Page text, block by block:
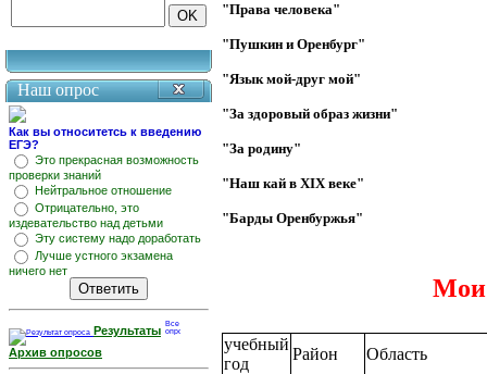
Наш опрос
Как вы относитетсь к введению
ЕГЭ?
Это прекрасная возможность
проверки знаний
Нейтральное отношение
Отрицательно, это
издевательство над детьми
Эту систему надо доработать
Лучше устного экзамена
ничего нет
Результаты
Архив опросов
"Права человека"
"Пушкин и Оренбург"
"Язык мой-друг мой"
"За здоровый образ жизни"
"За родину"
"Наш кай в XIX веке"
"Барды Оренбуржья"
Мои
учебный
год
Район Область